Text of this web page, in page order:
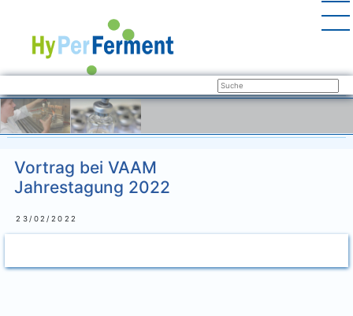
Vortrag bei VAAM
Jahrestagung 2022
23/02/2022